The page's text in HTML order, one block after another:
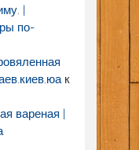
|
по-
к
вареная |